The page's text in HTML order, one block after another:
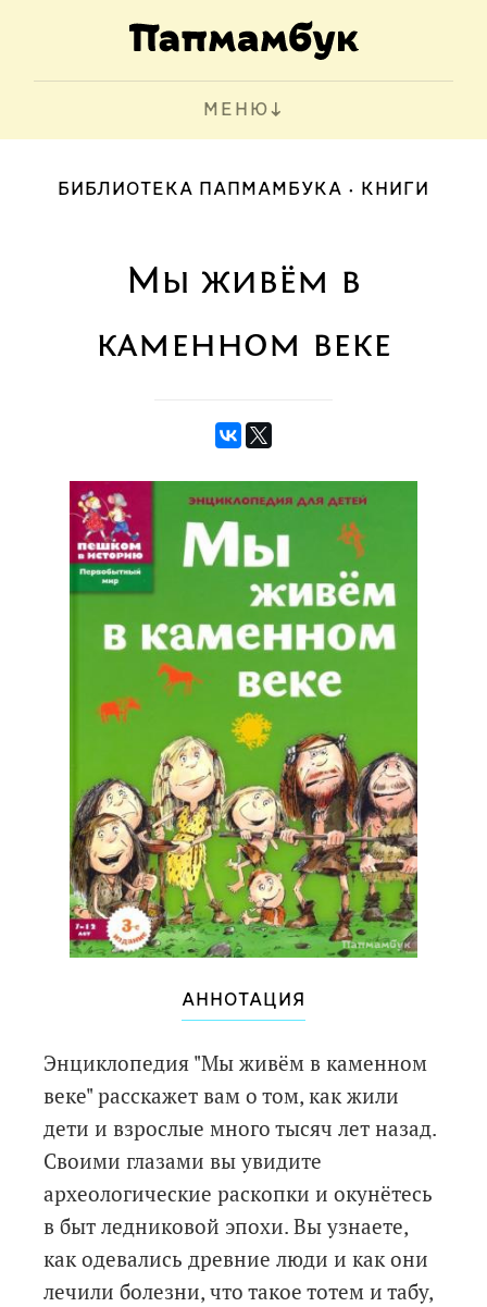
МЕНЮ
БИБЛИОТЕКА ПАПМАМБУКА КНИГИ
Мы живём в
каменном веке
АННОТАЦИЯ
Энциклопедия "Мы живём в каменном
веке" расскажет вам о том, как жили
дети и взрослые много тысяч лет назад.
Своими глазами вы увидите
археологические раскопки и окунётесь
в быт ледниковой эпохи. Вы узнаете,
как одевались древние люди и как они
лечили болезни, что такое тотем и табу,